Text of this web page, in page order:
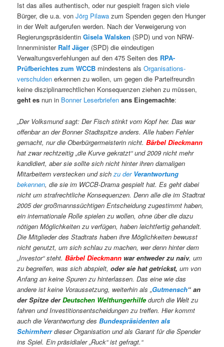
Ist das alles authentisch, oder nur gespielt fragen sich viele
Bürger, die u.a. vonJörg Pilawazum Spenden gegen den Hunger
in der Welt aufgerufen werden. Nach der Verweigerung von
RegierungspräsidentinGisela Walsken (SPD) und von NRW-
Innenminister Ralf Jäger (SPD) die eindeutigen
Verwaltungsverfehlungen auf den 475 Seiten des RPA-
Prüfberichtes zum WCCB mindestens alsOrganisations-
verschulden erkennen zu wollen, um gegen die Parteifreundin
keine disziplinarrechtlichen Konsequenzen ziehen zu müssen,
geht es nun in Bonner Leserbriefen ans Eingemachte:
„Der Volksmund sagt: Der Fisch stinkt vom Kopf her. Das war
offenbar an der Bonner Stadtspitze anders. Alle haben Fehler
gemacht, nur die Oberbürgermeisterin nicht.Bärbel Dieckmann
hat zwar rechtzeitig „die Kurve gekratzt“ und 2009 nicht mehr
kandidiert, aber sie sollte sich nicht hinter ihren damaligen
Mitarbeitern verstecken und sichzu der Verantwortung
bekennen, die sie im WCCB-Drama gespielt hat. Es geht dabei
nicht um strafrechtliche Konsequenzen. Denn alle die im Stadtrat
2005 der großmannssüchtigen Entscheidung zugestimmt haben,
ein internationale Rolle spielen zu wollen, ohne über die dazu
nötigen Möglichkeiten zu verfügen, haben leichtfertig gehandelt.
Die Mitglieder des Stadtrats haben ihre Möglichkeiten bewusst
nicht genutzt, um sich schlau zu machen, wer denn hinter dem
„Investor“ steht. Bärbel Dieckmann war entweder zu naiv, um
zu begreifen, was sich abspielt,oder sie hat getrickst, um von
Anfang an keine Spuren zu hinterlassen. Das eine wie das
andere ist keine Voraussetzung, weiterhin als „Gutmensch“ an
der Spitze derDeutschen Welthungerhilfedurch die Welt zu
fahren und Investitionsentscheidungen zu treffen. Hier kommt
auch die Verantwortung desBundespräsidenten als
Schirmherrdieser Organisation und als Garant für die Spender
ins Spiel. Ein präsidialer „Ruck“ ist gefragt.“